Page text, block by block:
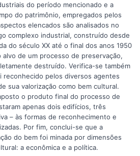
do período mencionado e a
do patrimônio, empregados pelos
elencados são analisados no
complexo industrial, construído desde
do século XX até o final dos anos 1950
de um processo de preservação,
destruído. Verifica-se também
pelos diversos agentes
sua valorização como bem cultural.
o produto final do processo de
apenas dois edifícios, três
– às formas de reconhecimento e
Por fim, conclui-se que a
do bem foi minada por dimensões
a econômica e a política.